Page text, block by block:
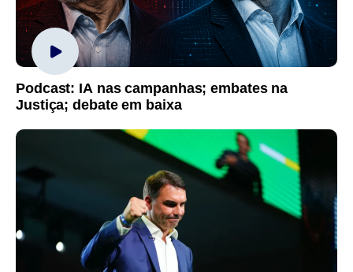
Podcast: IA nas campanhas; embates na
Justiça; debate em baixa